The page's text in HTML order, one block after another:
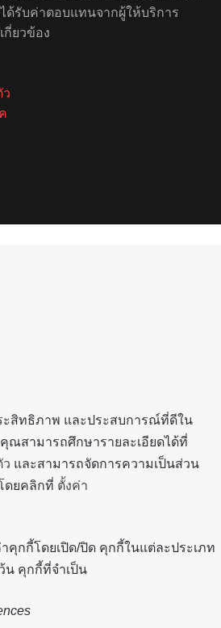
ด้รับค่าตอบแทนจากผู้ให้บริการ
ยวข้อง
ะสิทธิภาพ และประสบการณ์ที่ดีใน
ณสามารถศึกษารายละเอียดได้ที่
และสามารถจัดการความเป็นส่วน
ดยคลิกที่ ตั้งค่า
คุกกี้โดยเปิด/ปิด คุกกี้ในแต่ละประเภท
น คุกกี้ที่จำเป็น